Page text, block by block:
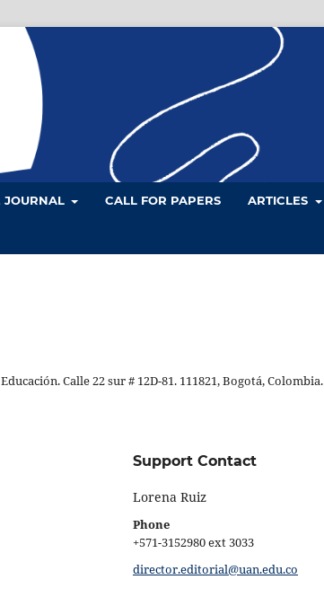
JOURNAL CALL FOR PAPERS ARTICLES
Calle 22 sur # 12D-81. 111821, Bogotá, Colombia.
Support Contact
Lorena Ruiz
Phone
+571-3152980 ext 3033
director.editorial@uan.edu.co